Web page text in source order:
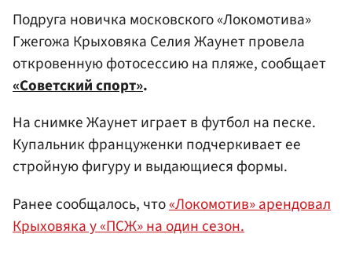
Подруга новичка московского «Локомотива»
Гжегожа Крыховяка Селия Жаунет провела
откровенную фотосессию на пляже, сообщает
«Советский спорт».
На снимке Жаунет играет в футбол на песке.
Купальник француженки подчеркивает ее
стройную фигуру и выдающиеся формы.
Ранее сообщалось, что«Локомотив» арендовал
Крыховяка у «ПСЖ» на один сезон.